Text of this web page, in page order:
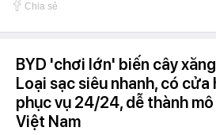
Chia sẻ
BYD 'chơi lớn' biến cây
Loại sạc siêu nhanh, có
phục vụ 24/24, dễ thành
Việt Nam